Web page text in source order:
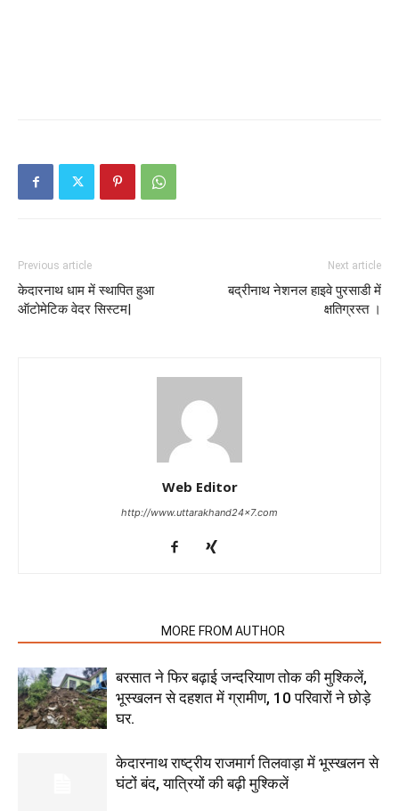
Previous article
केदारनाथ धाम में स्थापित हुआ
ऑटोमेटिक वेदर सिस्टम|
Next article
बद्रीनाथ नेशनल हाइवे पुरसाडी में
क्षतिग्रस्त ।
Web Editor
http://www.uttarakhand24x7.com
MORE FROM AUTHOR
बरसात ने फिर बढ़ाई जन्दरियाण तोक की मुश्किलें,
भूस्खलन से दहशत में ग्रामीण, 10 परिवारों ने छोड़े
घर.
केदारनाथ राष्ट्रीय राजमार्ग तिलवाड़ा में भूस्खलन से
घंटों बंद, यात्रियों की बढ़ी मुश्किलें